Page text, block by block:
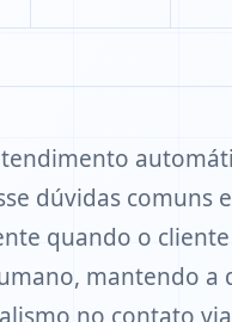
dúvidas comuns
quando o
mantendo a